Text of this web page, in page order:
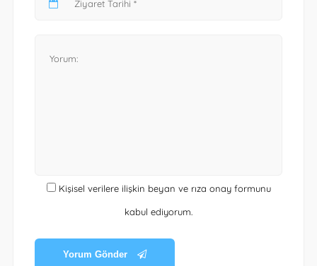
Kişisel verilere ilişkin beyan ve rıza onay formunu
kabul ediyorum.
Yorum Gönder